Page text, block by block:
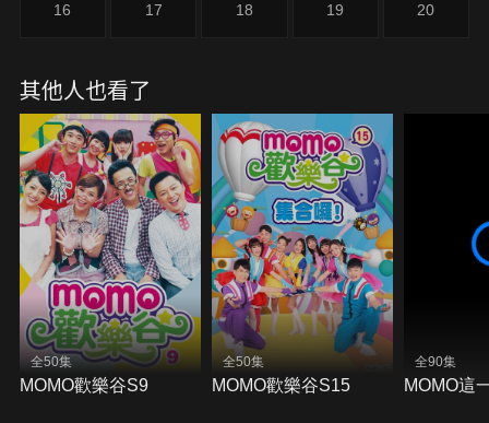
16 17 18 19 20
其他人也看了
全50集
MOMO歡樂谷S9
全50集
MOMO歡樂谷S15
全90集
MOMO這